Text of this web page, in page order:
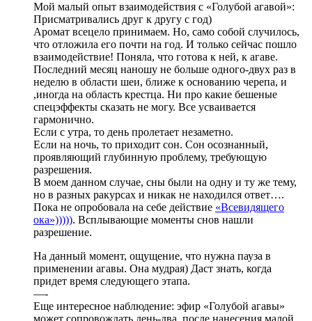
Мой малый опыт взаимодействия с «Голубой агавой»:
Присматривались друг к другу с год)
Аромат всецело принимаем. Но, само собой случилось,
что отложила его почти на год. И только сейчас пошло
взаимодействие! Поняла, что готова к ней, к агаве.
Последний месяц наношу не больше одного-двух раз в
неделю в области шеи, ближе к основанию черепа, и
,иногда на область крестца. Ни про какие бешеные
спецэффекты сказать не могу. Все усваивается
гармонично.
Если с утра, то день пролетает незаметно.
Если на ночь, то приходит сон. Сон осознанный,
проявляющий глубинную проблему, требующую
разрешения.
В моем данном случае, сны были на одну и ту же тему,
но в разных ракурсах и никак не находился ответ….
Пока не опробовала на себе действие «Всевидящего
ока»))))). Всплывающие моменты снов нашли
разрешение.
На данный момент, ощущение, что нужна пауза в
применении агавы. Она мудрая) Даст знать, когда
придет время следующего этапа.
—-
Еще интересное наблюдение: эфир «Голубой агавы»
может сопровождать день-два, после нанесения малой